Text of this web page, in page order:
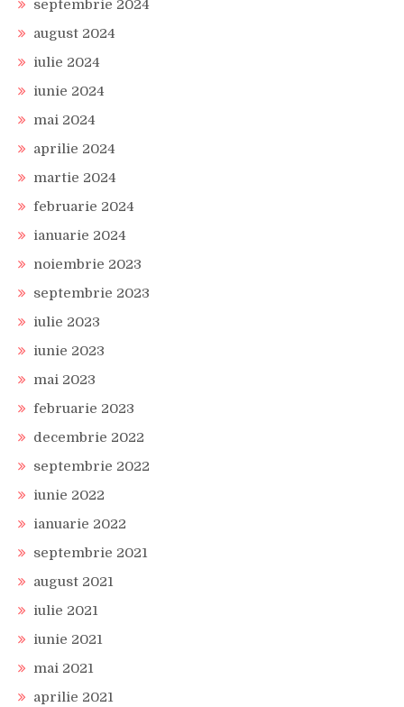
septembrie 2024
august 2024
iulie 2024
iunie 2024
mai 2024
aprilie 2024
martie 2024
februarie 2024
ianuarie 2024
noiembrie 2023
septembrie 2023
iulie 2023
iunie 2023
mai 2023
februarie 2023
decembrie 2022
septembrie 2022
iunie 2022
ianuarie 2022
septembrie 2021
august 2021
iulie 2021
iunie 2021
mai 2021
aprilie 2021